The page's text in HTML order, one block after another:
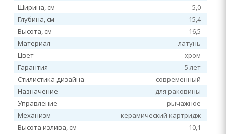
Ширина, см
5,0
Глубина, см
15,4
Высота, см
16,5
Материал
латунь
Цвет
хром
Гарантия
5 лет
Стилистика дизайна
современный
Назначение
для раковины
Управление
рычажное
Механизм
керамический картридж
Высота излива, см
10,1